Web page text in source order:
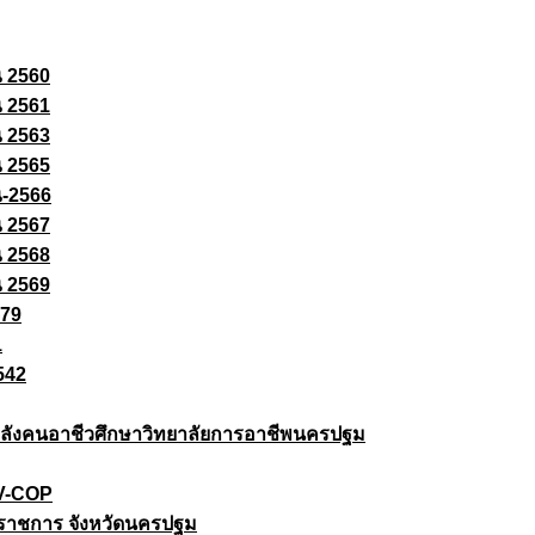
2560
2561
2563
2565
2566
2567
2568
2569
งคนอาชีวศึกษาวิทยาลัยการอาชีพนครปฐม
COP
าชการ จังหวัดนครปฐม